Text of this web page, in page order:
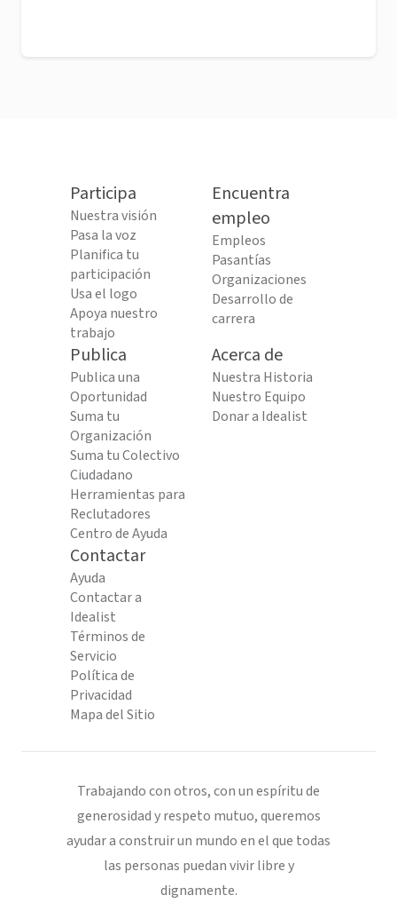
Participa
Nuestra visión
Pasa la voz
Planifica tu
participación
Usa el logo
Apoya nuestro
trabajo
Encuentra
empleo
Empleos
Pasantías
Organizaciones
Desarrollo de
carrera
Publica
Publica una
Oportunidad
Suma tu
Organización
Suma tu Colectivo
Ciudadano
Herramientas para
Reclutadores
Centro de Ayuda
Acerca de
Nuestra Historia
Nuestro Equipo
Donar a Idealist
Contactar
Ayuda
Contactar a
Idealist
Términos de
Servicio
Política de
Privacidad
Mapa del Sitio
Trabajando con otros, con un espíritu de
generosidad y respeto mutuo, queremos
ayudar a construir un mundo en el que todas
las personas puedan vivir libre y
dignamente.